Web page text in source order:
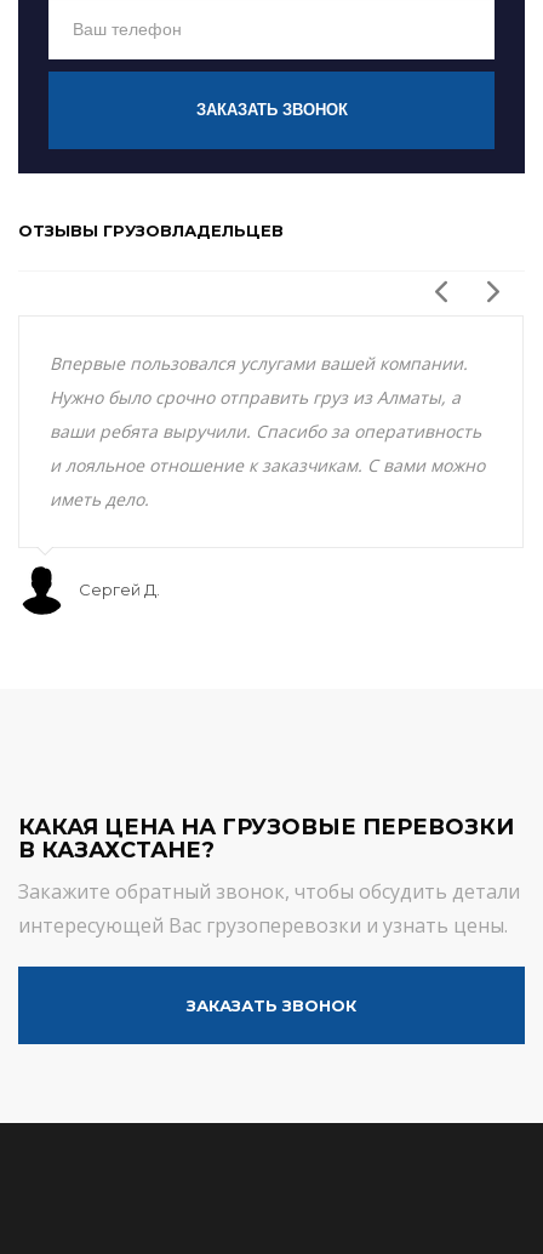
ЗАКАЗАТЬ ЗВОНОК
ОТЗЫВЫ ГРУЗОВЛАДЕЛЬЦЕВ
Впервые пользовался услугами вашей компании.
Нужно было срочно отправить груз из Алматы, а
ваши ребята выручили. Спасибо за оперативность
и лояльное отношение к заказчикам. С вами можно
иметь дело.
Сергей Д.
КАКАЯ ЦЕНА НА ГРУЗОВЫЕ ПЕРЕВОЗКИ
В КАЗАХСТАНЕ?
Закажите обратный звонок, чтобы обсудить детали
интересующей Вас грузоперевозки и узнать цены.
ЗАКАЗАТЬ ЗВОНОК